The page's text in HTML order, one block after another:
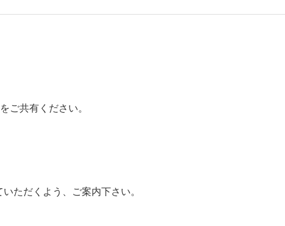
ご共有ください。
ただくよう、ご案内下さい。